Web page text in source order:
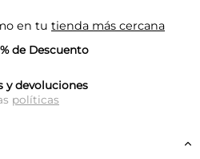
en tu tienda más cercana
de Descuento
y devoluciones
políticas